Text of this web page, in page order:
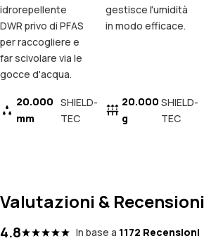
idrorepellente
DWR privo di PFAS
per raccogliere e
far scivolare via le
gocce d'acqua.
20.000
mm
SHIELD-
TEC
gestisce l'umidità
in modo efficace.
20.000
g
SHIELD-
TEC
Valutazioni & Recensioni
4.8 In base a 1172 Recensioni